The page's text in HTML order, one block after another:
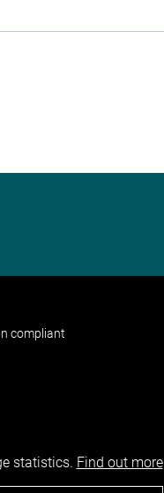
compliant
statistics. Find out more